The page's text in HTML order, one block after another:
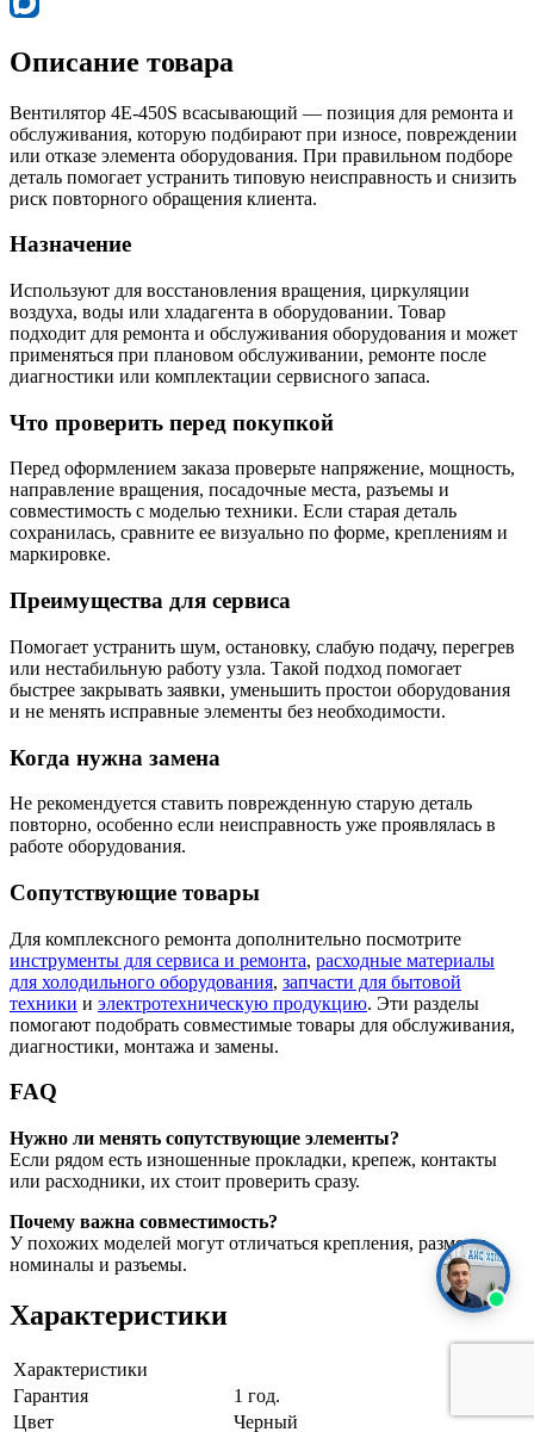
Описание товара
Вентилятор 4Е-450S всасывающий — позиция для ремонта и
обслуживания, которую подбирают при износе, повреждении
или отказе элемента оборудования. При правильном подборе
деталь помогает устранить типовую неисправность и снизить
риск повторного обращения клиента.
Назначение
Используют для восстановления вращения, циркуляции
воздуха, воды или хладагента в оборудовании. Товар
подходит для ремонта и обслуживания оборудования и может
применяться при плановом обслуживании, ремонте после
диагностики или комплектации сервисного запаса.
Что проверить перед покупкой
Перед оформлением заказа проверьте напряжение, мощность,
направление вращения, посадочные места, разъемы и
совместимость с моделью техники. Если старая деталь
сохранилась, сравните ее визуально по форме, креплениям и
маркировке.
Преимущества для сервиса
Помогает устранить шум, остановку, слабую подачу, перегрев
или нестабильную работу узла. Такой подход помогает
быстрее закрывать заявки, уменьшить простои оборудования
и не менять исправные элементы без необходимости.
Когда нужна замена
Не рекомендуется ставить поврежденную старую деталь
повторно, особенно если неисправность уже проявлялась в
работе оборудования.
Сопутствующие товары
Для комплексного ремонта дополнительно посмотрите
инструменты для сервиса и ремонта, расходные материалы
для холодильного оборудования, запчасти для бытовой
техники и электротехническую продукцию. Эти разделы
помогают подобрать совместимые товары для обслуживания,
диагностики, монтажа и замены.
FAQ
Нужно ли менять сопутствующие элементы?
Если рядом есть изношенные прокладки, крепеж, контакты
или расходники, их стоит проверить сразу.
Почему важна совместимость?
У похожих моделей могут отличаться крепления, размеры,
номиналы и разъемы.
Характеристики
Характеристики
Гарантия
1 год.
Цвет
Черный